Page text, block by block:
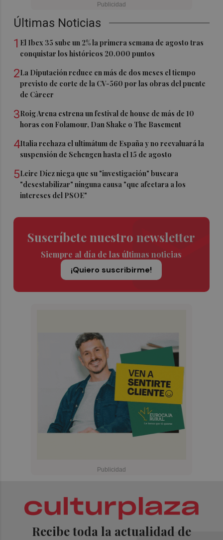
Últimas Noticias
1 El Ibex 35 sube un 2% la primera semana de agosto tras
conquistar los históricos 20.000 puntos
2La Diputación reduce en más de dos meses el tiempo
previsto de corte de la CV-560 por las obras del puente
de Càrcer
3Roig Arena estrena un festival de house de más de 10
horas con Folamour, Dan Shake o The Basement
4Italia rechaza el ultimátum de España y no reevaluará la
suspensión de Schengen hasta el 15 de agosto
5Leire Díez niega que su "investigación" buscara
"desestabilizar" ninguna causa "que afectara a los
intereses del PSOE"
Suscríbete nuestro newsletter
Siempre al día de las últimas noticias
¡Quiero suscribirme!
Recibe toda la actualidad de